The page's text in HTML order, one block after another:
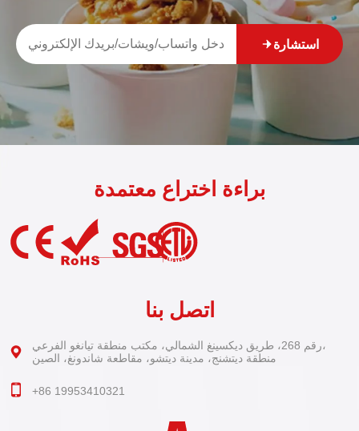
استشارة
براءة اختراع معتمدة
اتصل بنا
رقم 268، طريق ديكسينغ الشمالي، مكتب منطقة تيانغو الفرعي،
منطقة ديتشنج، مدينة ديتشو، مقاطعة شاندونغ، الصين
+86 19953410321